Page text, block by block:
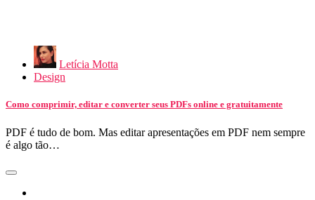
Letícia Motta
Design
Como comprimir, editar e converter seus PDFs online e gratuitamente
PDF é tudo de bom. Mas editar apresentações em PDF nem sempre
é algo tão…